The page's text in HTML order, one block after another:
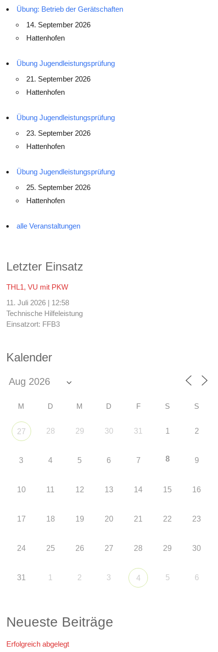
Übung: Betrieb der Gerätschaften
14. September 2026
Hattenhofen
Übung Jugendleistungsprüfung
21. September 2026
Hattenhofen
Übung Jugendleistungsprüfung
23. September 2026
Hattenhofen
Übung Jugendleistungsprüfung
25. September 2026
Hattenhofen
alle Veranstaltungen
Letzter Einsatz
THL1, VU mit PKW
11. Juli 2026 | 12:58
Technische Hilfeleistung
Einsatzort: FFB3
Kalender
M D M D F S S
27 28 29 30 31 1 2
3 4 5 6 7 8 9
10 11 12 13 14 15 16
17 18 19 20 21 22 23
24 25 26 27 28 29 30
31 1 2 3 4 5 6
Neueste Beiträge
Erfolgreich abgelegt